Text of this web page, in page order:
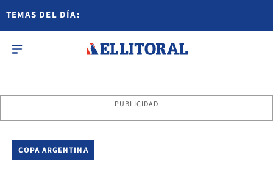
TEMAS DEL DÍA:
PUBLICIDAD
COPA ARGENTINA